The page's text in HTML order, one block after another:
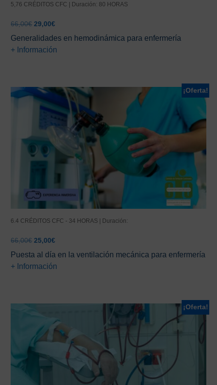
5,76 CRÉDITOS CFC | Duración: 80 HORAS
66,00€ El
original
era:
29,00€El
actual
es:
Generalidades en hemodinámica para enfermería
+ Información
¡Oferta!
6.4 CRÉDITOS CFC - 34 HORAS | Duración:
66,00€ El
precio
original
era:
25,00€El
precio
actual
es:
Puesta al día en la ventilación mecánica para enfermería
+ Información
¡Oferta!